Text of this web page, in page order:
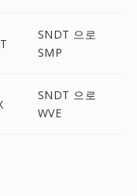
SNDT 으로
SMP
SNDT 으로
WVE